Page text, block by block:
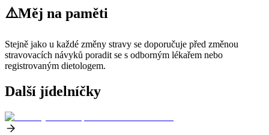
⚠️Měj na paměti
Stejně jako u každé změny stravy se doporučuje před změnou
stravovacích návyků poradit se s odborným lékařem nebo
registrovaným dietologem.
Další jídelníčky